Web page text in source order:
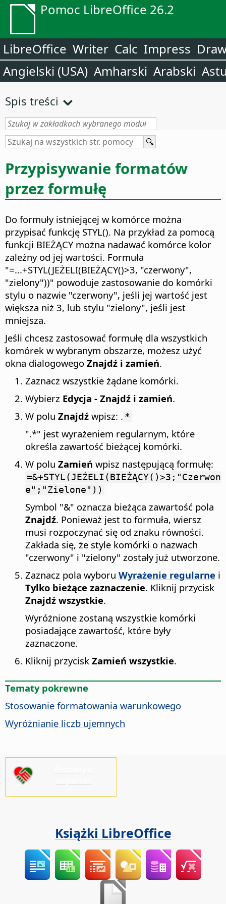
Pomoc LibreOffice 26.2
LibreOffice Writer Calc Impress
Angielski (USA) Amharski Arabski
Spis treści
Przypisywanie formatów
przez formułę
Do formuły istniejącej w komórce można
przypisać funkcję STYL(). Na przykład za pomocą
funkcji BIEŻĄCY można nadawać komórce kolor
zależny od jej wartości. Formuła
"=...+STYL(JEŻELI(BIEŻĄCY()>3, "czerwony",
"zielony"))" powoduje zastosowanie do komórki
stylu o nazwie "czerwony", jeśli jej wartość jest
większa niż 3, lub stylu "zielony", jeśli jest
mniejsza.
Jeśli chcesz zastosować formułę dla wszystkich
komórek w wybranym obszarze, możesz użyć
okna dialogowego Znajdź i zamień.
Zaznacz wszystkie żądane komórki.
Wybierz Edycja - Znajdź i zamień.
W polu Znajdź wpisz: . *
".*" jest wyrażeniem regularnym, które
określa zawartość bieżącej komórki.
W polu Zamień wpisz następującą formułę:
=&+STYL(JEŻELI(BIEŻĄCY()>3;"Czerwon
e";"Zielone"))
Symbol "&" oznacza bieżąca zawartość pola
Znajdź. Ponieważ jest to formuła, wiersz
musi rozpoczynać się od znaku równości.
Zakłada się, że style komórki o nazwach
"czerwony" i "zielony" zostały już utworzone.
Zaznacz pola wyboru Wyrażenie regularne i
Tylko bieżące zaznaczenie. Kliknij przycisk
Znajdź wszystkie.
Wyróżnione zostaną wszystkie komórki
posiadające zawartość, które były
zaznaczone.
Kliknij przycisk Zamień wszystkie.
Tematy pokrewne
Stosowanie formatowania warunkowego
Wyróżnianie liczb ujemnych
Książki LibreOffice